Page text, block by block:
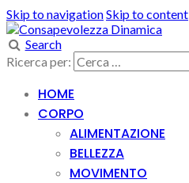
Skip to navigationSkip to content
Search
Ricerca per:
HOME
CORPO
ALIMENTAZIONE
BELLEZZA
MOVIMENTO